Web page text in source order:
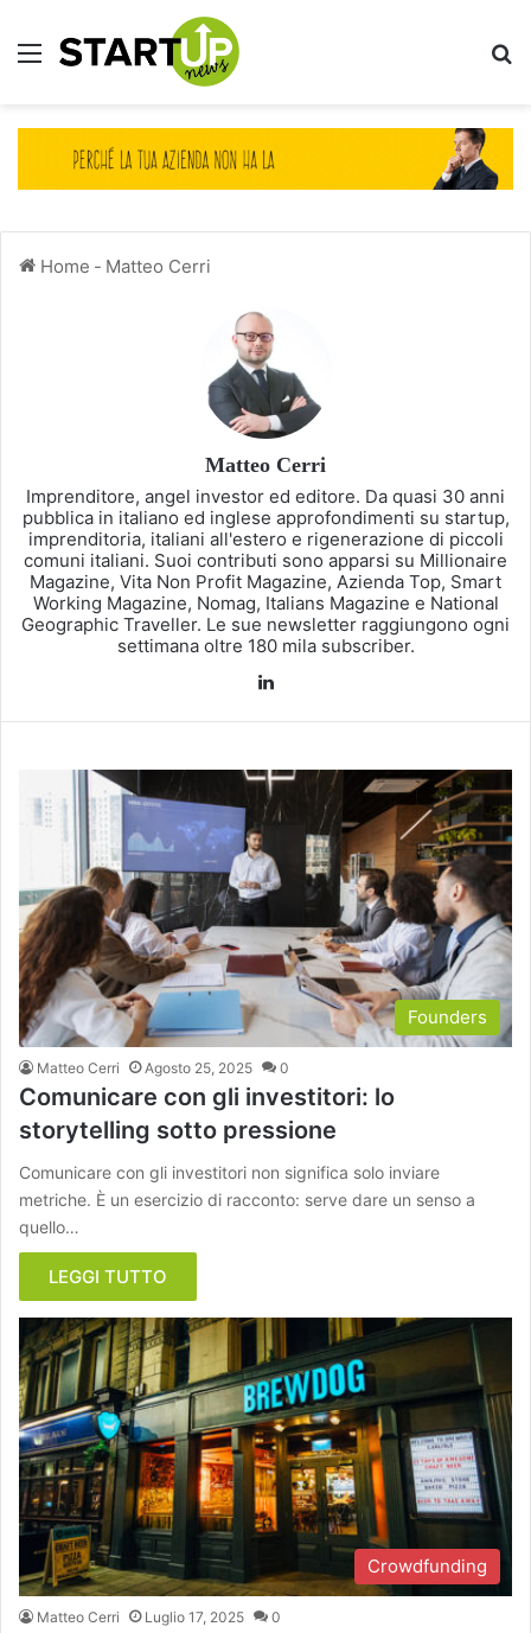
Menu
Home - Matteo Cerri
Matteo Cerri
Imprenditore, angel investor ed editore. Da quasi 30 anni
pubblica in italiano ed inglese approfondimenti su startup,
imprenditoria, italiani all'estero e rigenerazione di piccoli
comuni italiani. Suoi contributi sono apparsi su Millionaire
Magazine, Vita Non Profit Magazine, Azienda Top, Smart
Working Magazine, Nomag, Italians Magazine e National
Geographic Traveller. Le sue newsletter raggiungono ogni
settimana oltre 180 mila subscriber.
Founders
Matteo Cerri Agosto 25, 2025 0
Comunicare con gli investitori: lo
storytelling sotto pressione
Comunicare con gli investitori non significa solo inviare
metriche. È un esercizio di racconto: serve dare un senso a
quello…
LEGGI TUTTO
Crowdfunding
Matteo Cerri Luglio 17, 2025 0